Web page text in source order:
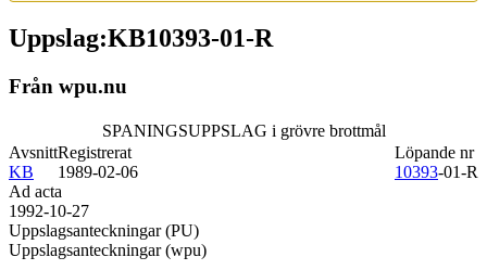
Uppslag:KB10393-01-R
Från wpu.nu
SPANINGSUPPSLAG i grövre brottmål
Avsnitt
KB
Löpande nr
10393-01-R
Registrerat
1989-02-06
Ad acta
1992-10-27
Uppslagsanteckningar (PU)
Uppslagsanteckningar (wpu)